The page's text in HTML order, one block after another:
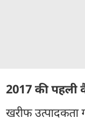
2017 की पहली
खरीफ उत्पादकता